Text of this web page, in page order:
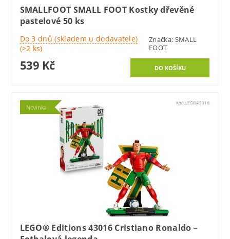
SMALLFOOT SMALL FOOT Kostky dřevěné
pastelové 50 ks
Do 3 dnů (skladem u dodavatele)
(>2 ks)
Značka: SMALL
FOOT
539 Kč
Novinka
Kód:LEGO43016
LEGO® Editions 43016 Cristiano Ronaldo –